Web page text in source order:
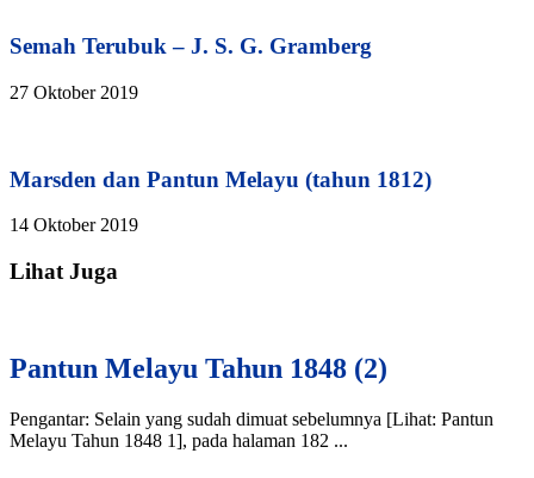
Semah Terubuk – J. S. G. Gramberg
27 Oktober 2019
Marsden dan Pantun Melayu (tahun 1812)
14 Oktober 2019
Lihat Juga
Pantun Melayu Tahun 1848 (2)
Pengantar: Selain yang sudah dimuat sebelumnya [Lihat: Pantun
Melayu Tahun 1848 1], pada halaman 182 ...